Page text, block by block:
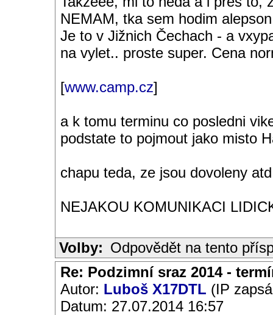
NEMAM, tka sem hodim
Je to v Jižnich Čechach - a
na vylet.. proste super. Cena
[www.camp.cz]
a k tomu terminu co posledni
podstate to pojmout jako misto
chapu teda, ze jsou dovoleny
NEJAKOU KOMUNIKACI
Volby: Odpovědět na tento
Re: Podzimní sraz 2014 -
Autor: Luboš X17DTL (IP
Datum: 27.07.2014 16:57